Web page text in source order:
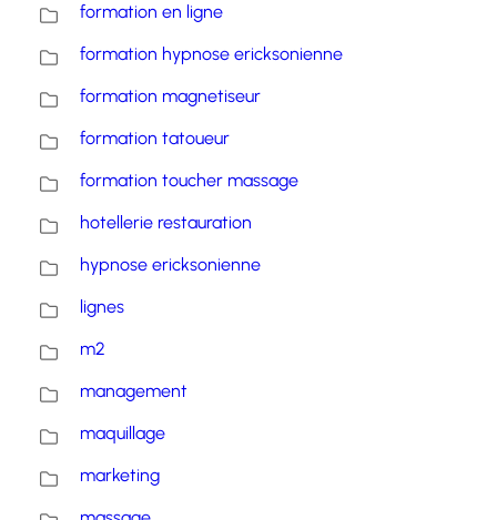
formation en ligne
formation hypnose ericksonienne
formation magnetiseur
formation tatoueur
formation toucher massage
hotellerie restauration
hypnose ericksonienne
lignes
m2
management
maquillage
marketing